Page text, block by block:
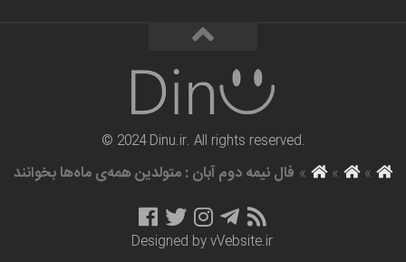
© 2024 Dinu.ir. All rights reserved.
»
»
» فال نیمه دوم آبان : متولدین همه‌ی ماه‌ها بخوانند
Designed byvVebsite.ir